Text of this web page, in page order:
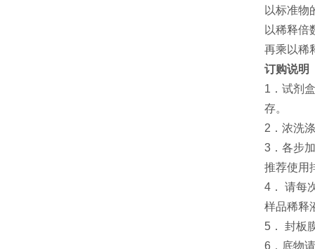
以标准物
以稀释倍
再乘以稀
订购说明
1．试剂
存。
2．浓洗
3．各步
推荐使用
4． 请每
样品稀释
5． 封板
6．底物